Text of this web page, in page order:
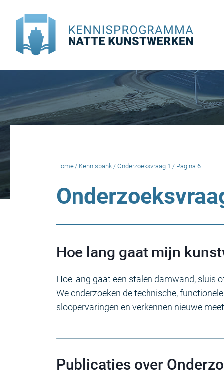
naar
Home / Kennisbank / Onderzoeksvraag 1 / Pagina 6
Hoe lang gaat mijn
Hoe lang gaat een stalen damwand, sluis
We onderzoeken de technische,
sloopervaringen en verkennen nieuwe
Publicaties over